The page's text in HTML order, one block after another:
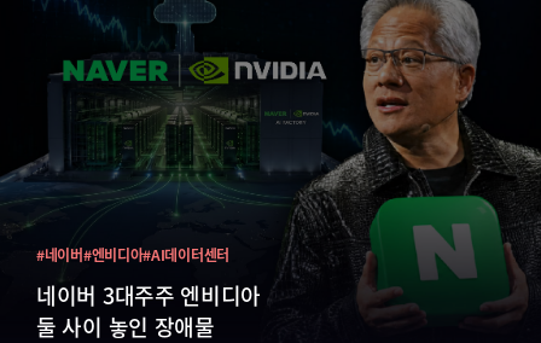
네이버 3대주주 엔비디아
둘 사이 놓인 장애물
#네이버#엔비디아#AI데이터센터